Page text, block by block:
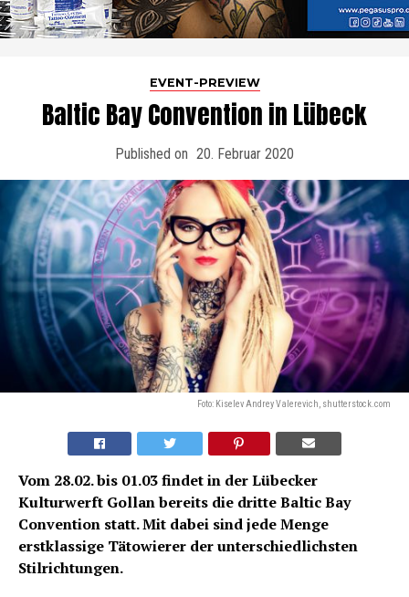
EVENT-PREVIEW
Baltic Bay Convention in Lübeck
Published on 20. Februar 2020
Foto: Kiselev Andrey Valerevich, shutterstock.com
Vom 28.02. bis 01.03 findet in der Lübecker
Kulturwerft Gollan bereits die dritte Baltic Bay
Convention statt. Mit dabei sind jede Menge
erstklassige Tätowierer der unterschiedlichsten
Stilrichtungen.